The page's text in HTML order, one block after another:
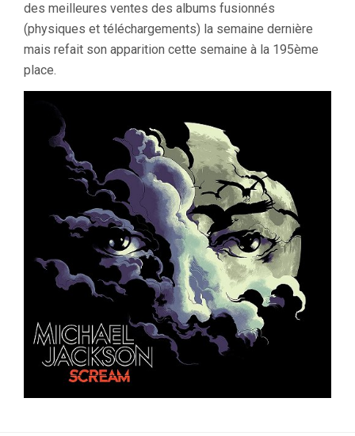
des meilleures ventes des albums fusionnés
(physiques et téléchargements) la semaine dernière
mais refait son apparition cette semaine à la 195ème
place.